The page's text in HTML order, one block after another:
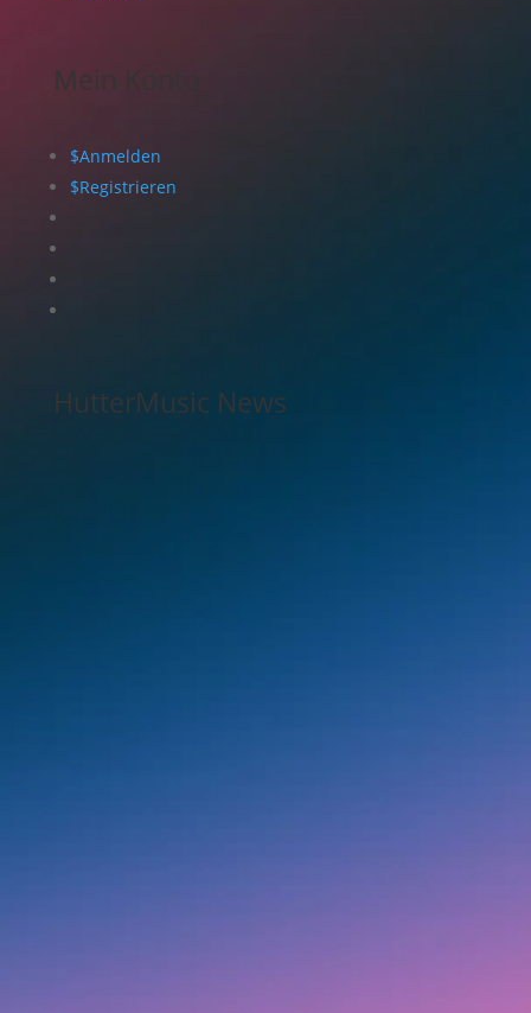
Mein Konto
$Anmelden
$Registrieren
HutterMusic News